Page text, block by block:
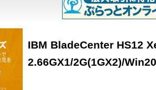
IBM BladeCenter HS12
2.66GX1/2G(1GX2)/